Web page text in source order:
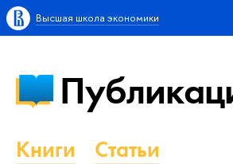
Высшая школа экономики
Книги
Статьи